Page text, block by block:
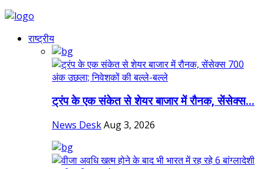
राष्ट्रीय
ट्रंप के एक संकेत से शेयर बाजार में रौनक, सेंसेक्स...
News DeskAug 3, 2026